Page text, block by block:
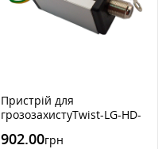
Пристрій для
грозозахистуTwist-LG-HD-
902.00грн